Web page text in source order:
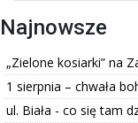
Najnowsze
„Zielone kosiarki” na
1 sierpnia – chwała
ul. Biała - co się tam